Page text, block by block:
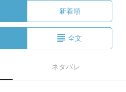
新着順
全文
ネタバレ